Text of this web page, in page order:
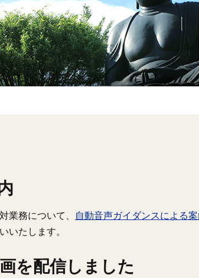
業務について、 自動音声ガイダンスによる
いたします。
を配信しました